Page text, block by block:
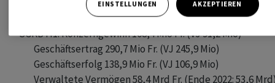
2023: streben weitere Stärkung des
- SGKB H1: Konzerngewinn 108,4 Mio Fr. (VJ 91,2 Mio)
           Geschäftsertrag 290,7 Mio Fr. (VJ 245,9 Mio)
           Geschäftserfolg 138,9 Mio Fr. (VJ 106,9 Mio)
Verwaltete Vermögen 58,4 Mrd Fr. (Ende 2022: 53,6
EINSTELLUNGEN AKZEPTIEREN